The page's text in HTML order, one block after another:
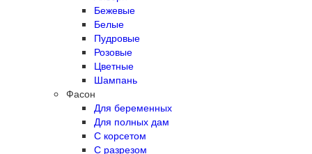
Бежевые
Белые
Пудровые
Розовые
Цветные
Шампань
Фасон
Для беременных
Для полных дам
С корсетом
С разрезом